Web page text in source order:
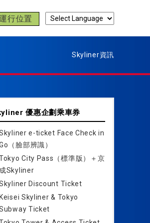
行位置
Skyliner資訊
優惠企劃乘車券
e-ticket Face Check in
（臉部辨識）
City Pass（標準版）＋京
成Skyliner
Discount Ticket
Keisei Skyliner & Tokyo
Ticket